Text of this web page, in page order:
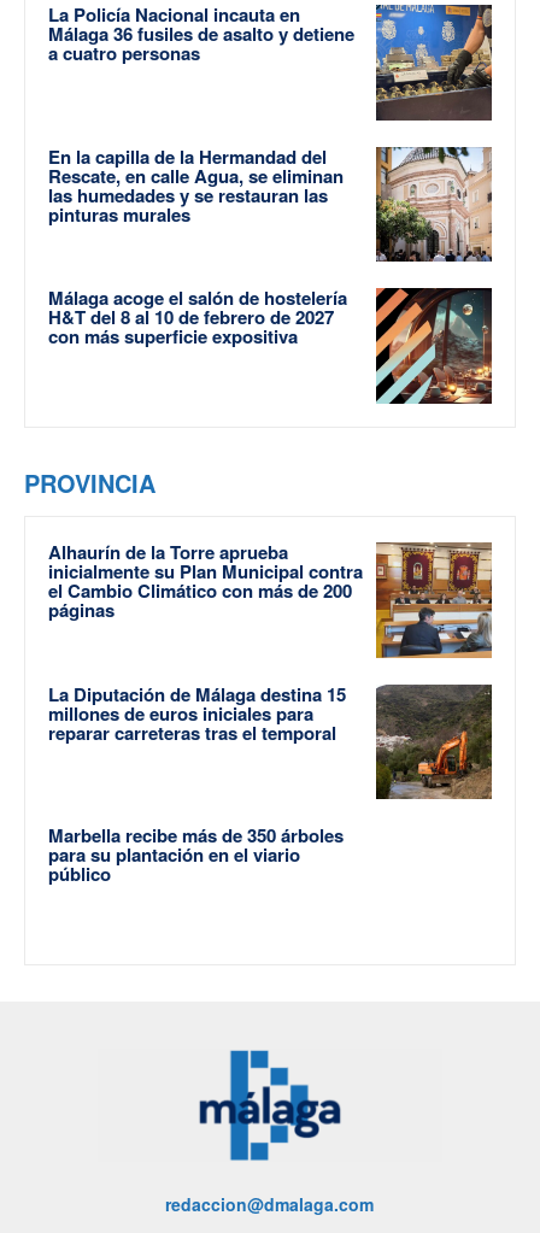
La Policía Nacional incauta en
Málaga 36 fusiles de asalto y detiene
a cuatro personas
En la capilla de la Hermandad del
Rescate, en calle Agua, se eliminan
las humedades y se restauran las
pinturas murales
Málaga acoge el salón de hostelería
H&T del 8 al 10 de febrero de 2027
con más superficie expositiva
PROVINCIA
Alhaurín de la Torre aprueba
inicialmente su Plan Municipal contra
el Cambio Climático con más de 200
páginas
La Diputación de Málaga destina 15
millones de euros iniciales para
reparar carreteras tras el temporal
Marbella recibe más de 350 árboles
para su plantación en el viario
público
redaccion@dmalaga.com